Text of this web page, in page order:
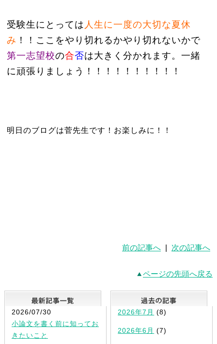
受験生にとっては 人生に一度の大切な夏休
み ！！ここをやり切れるかやり切れないかで
第一志望校の合否は大きく分かれます。一緒
に頑張りましょう！！！！！！！！！！
明日のブログは菅先生です！お楽しみに！！
前の記事へ 次の記事へ
ページの先頭へ戻る
最新記事一覧
2026/07/30
小論文を書く前に知ってお
きたいこと
2026年7月 (8)
2026年6月 (7)